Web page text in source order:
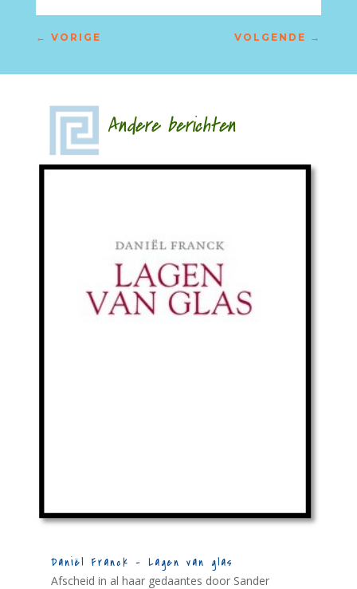
← VORIGE VOLGENDE →
Andere berichten
Daniël Franck – Lagen van glas
Afscheid in al haar gedaantes door Sander